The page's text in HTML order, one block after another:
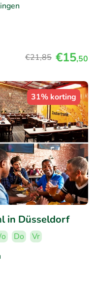
€21,85 €15,50
31% korting
in Düsseldorf
Do
Vr